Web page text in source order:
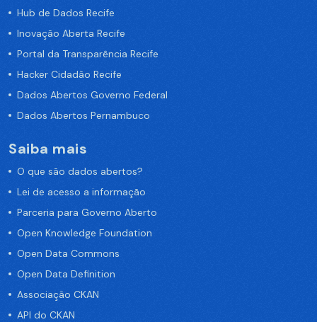
Hub de Dados Recife
Inovação Aberta Recife
Portal da Transparência Recife
Hacker Cidadão Recife
Dados Abertos Governo Federal
Dados Abertos Pernambuco
Saiba mais
O que são dados abertos?
Lei de acesso a informação
Parceria para Governo Aberto
Open Knowledge Foundation
Open Data Commons
Open Data Definition
Associação CKAN
API do CKAN